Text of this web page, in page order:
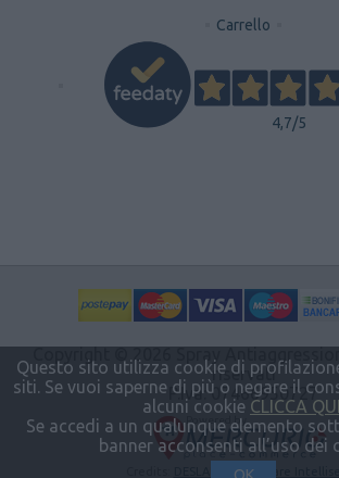
Carrello
4,7/5
riservati
P.Iva: 07466950727
Powered by
DESLAB.it - Software
Questo sito utilizza cookie di
siti. Se vuoi saperne di più o negare il
alcuni cookie CLICCA QUI
Se accedi a un qualunque elemento
banner acconsenti all’uso dei